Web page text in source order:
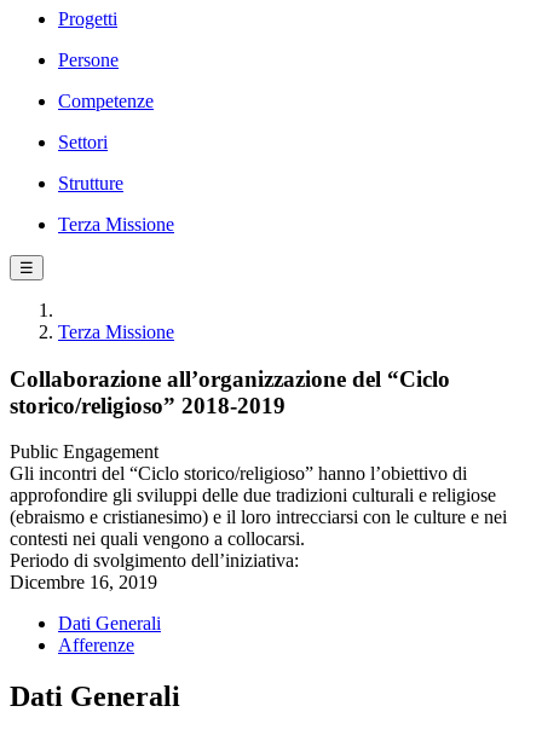
Progetti
Persone
Competenze
Settori
Strutture
Terza Missione
☰
Terza Missione
Collaborazione all’organizzazione del “Ciclo
storico/religioso” 2018-2019
Public Engagement
Gli incontri del “Ciclo storico/religioso” hanno l’obiettivo di
approfondire gli sviluppi delle due tradizioni culturali e religiose
(ebraismo e cristianesimo) e il loro intrecciarsi con le culture e nei
contesti nei quali vengono a collocarsi.
Periodo di svolgimento dell’iniziativa:
Dicembre 16, 2019
Dati Generali
Afferenze
Dati Generali